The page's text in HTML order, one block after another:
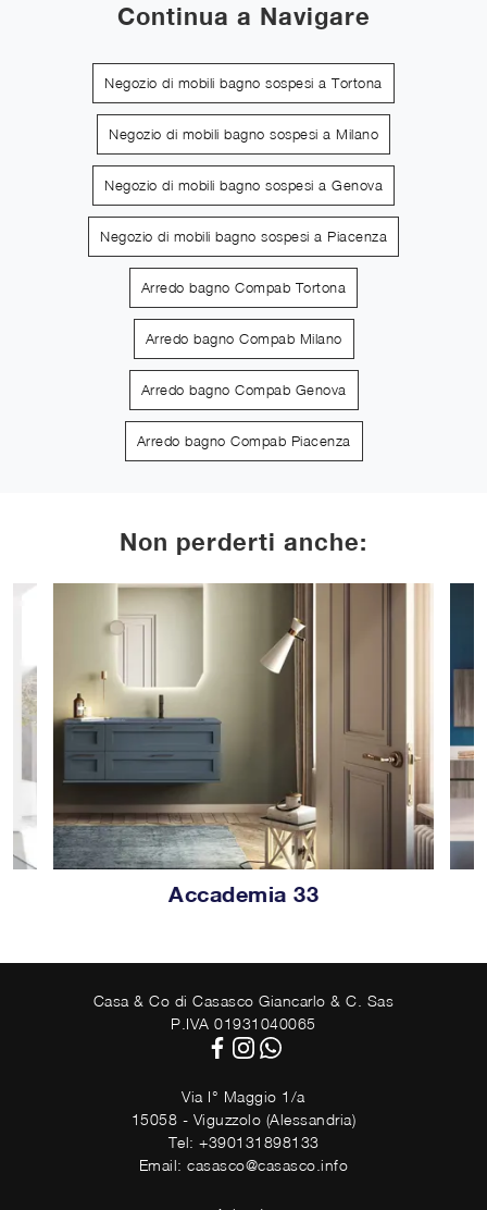
Continua a Navigare
Negozio di mobili bagno sospesi a Tortona
Negozio di mobili bagno sospesi a Milano
Negozio di mobili bagno sospesi a Genova
Negozio di mobili bagno sospesi a Piacenza
Arredo bagno Compab Tortona
Arredo bagno Compab Milano
Arredo bagno Compab Genova
Arredo bagno Compab Piacenza
Non perderti anche:
Accademia 33
Casa & Co di Casasco Giancarlo & C. Sas
P.IVA 01931040065
Via I° Maggio 1/a
15058 - Viguzzolo (Alessandria)
Tel: +390131898133
Email: casasco@casasco.info